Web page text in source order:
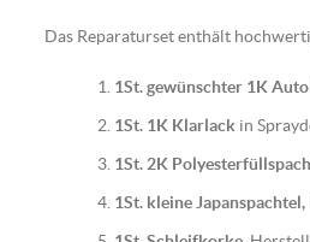
Das Reparaturset enthält
1St. gewünschter 1K
1St. 1K Klarlack in
1St. 2K
1St. kleine Japanspachtel,